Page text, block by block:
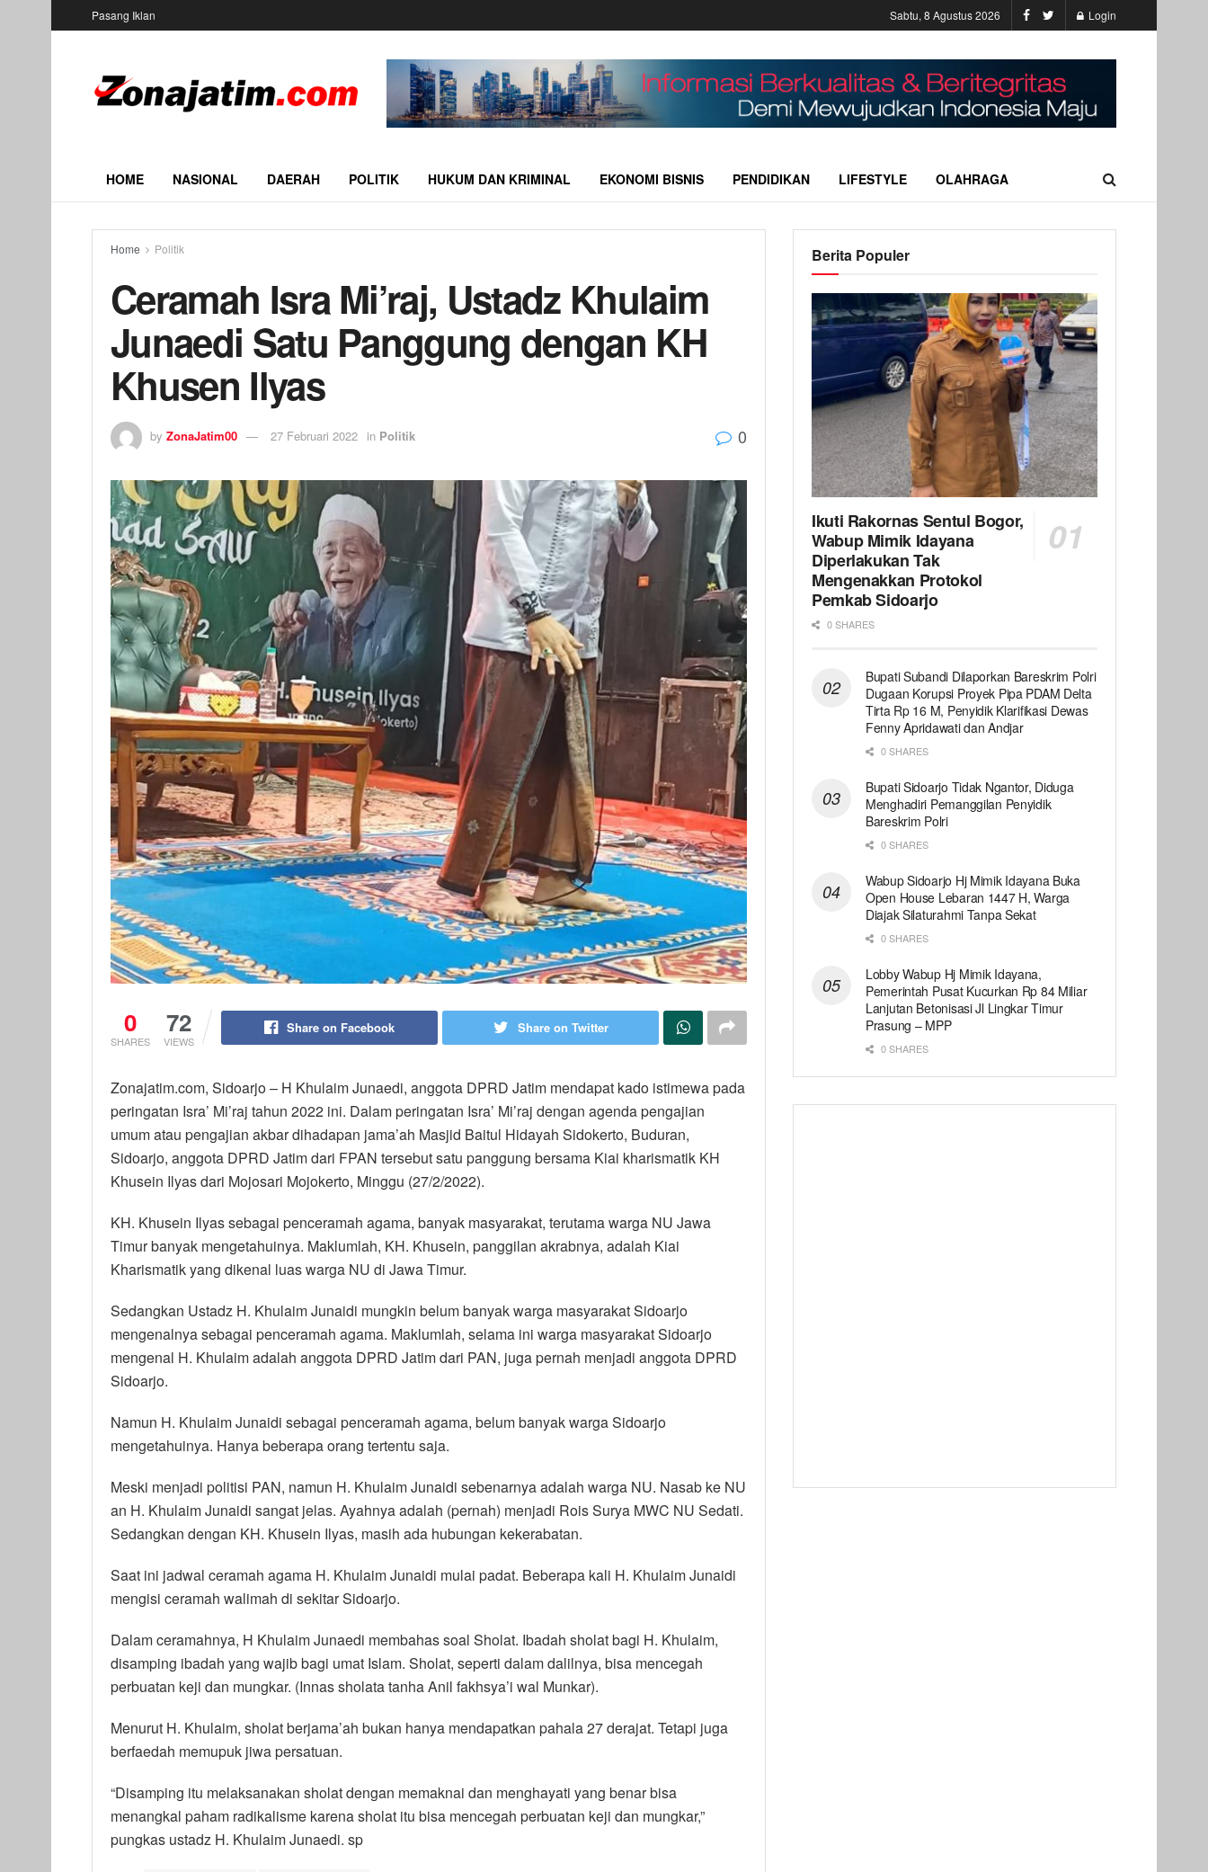
Pasang Iklan Sabtu, 8 Agustus 2026 Login
HOME NASIONAL DAERAH POLITIK HUKUM DAN KRIMINAL EKONOMI BISNIS PENDIDIKAN LIFESTYLE OLAHRAGA
Home Politik
Ceramah Isra Mi’raj, Ustadz Khulaim
Junaedi Satu Panggung dengan KH
Khusen Ilyas
by ZonaJatim00 27 Februari 2022 in Politik 0
0
SHARES
72
VIEWS
Share on Facebook Share on Twitter
Zonajatim.com, Sidoarjo – H Khulaim Junaedi, anggota DPRD Jatim mendapat kado istimewa pada
peringatan Isra’ Mi’raj tahun 2022 ini. Dalam peringatan Isra’ Mi’raj dengan agenda pengajian
umum atau pengajian akbar dihadapan jama’ah Masjid Baitul Hidayah Sidokerto, Buduran,
Sidoarjo, anggota DPRD Jatim dari FPAN tersebut satu panggung bersama Kiai kharismatik KH
Khusein Ilyas dari Mojosari Mojokerto, Minggu (27/2/2022).
KH. Khusein Ilyas sebagai penceramah agama, banyak masyarakat, terutama warga NU Jawa
Timur banyak mengetahuinya. Maklumlah, KH. Khusein, panggilan akrabnya, adalah Kiai
Kharismatik yang dikenal luas warga NU di Jawa Timur.
Sedangkan Ustadz H. Khulaim Junaidi mungkin belum banyak warga masyarakat Sidoarjo
mengenalnya sebagai penceramah agama. Maklumlah, selama ini warga masyarakat Sidoarjo
mengenal H. Khulaim adalah anggota DPRD Jatim dari PAN, juga pernah menjadi anggota DPRD
Sidoarjo.
Namun H. Khulaim Junaidi sebagai penceramah agama, belum banyak warga Sidoarjo
mengetahuinya. Hanya beberapa orang tertentu saja.
Meski menjadi politisi PAN, namun H. Khulaim Junaidi sebenarnya adalah warga NU. Nasab ke NU
an H. Khulaim Junaidi sangat jelas. Ayahnya adalah (pernah) menjadi Rois Surya MWC NU Sedati.
Sedangkan dengan KH. Khusein Ilyas, masih ada hubungan kekerabatan.
Saat ini jadwal ceramah agama H. Khulaim Junaidi mulai padat. Beberapa kali H. Khulaim Junaidi
mengisi ceramah walimah di sekitar Sidoarjo.
Dalam ceramahnya, H Khulaim Junaedi membahas soal Sholat. Ibadah sholat bagi H. Khulaim,
disamping ibadah yang wajib bagi umat Islam. Sholat, seperti dalam dalilnya, bisa mencegah
perbuatan keji dan mungkar. (Innas sholata tanha Anil fakhsya’i wal Munkar).
Menurut H. Khulaim, sholat berjama’ah bukan hanya mendapatkan pahala 27 derajat. Tetapi juga
berfaedah memupuk jiwa persatuan.
“Disamping itu melaksanakan sholat dengan memaknai dan menghayati yang benar bisa
menangkal paham radikalisme karena sholat itu bisa mencegah perbuatan keji dan mungkar,”
pungkas ustadz H. Khulaim Junaedi. sp
Berita Populer
Ikuti Rakornas Sentul Bogor,
Wabup Mimik Idayana
Diperlakukan Tak
Mengenakkan Protokol
Pemkab Sidoarjo
0 SHARES
Bupati Subandi Dilaporkan Bareskrim Polri
Dugaan Korupsi Proyek Pipa PDAM Delta
Tirta Rp 16 M, Penyidik Klarifikasi Dewas
Fenny Apridawati dan Andjar
0 SHARES
Bupati Sidoarjo Tidak Ngantor, Diduga
Menghadiri Pemanggilan Penyidik
Bareskrim Polri
0 SHARES
Wabup Sidoarjo Hj Mimik Idayana Buka
Open House Lebaran 1447 H, Warga
Diajak Silaturahmi Tanpa Sekat
0 SHARES
Lobby Wabup Hj Mimik Idayana,
Pemerintah Pusat Kucurkan Rp 84 Miliar
Lanjutan Betonisasi Jl Lingkar Timur
Prasung – MPP
0 SHARES